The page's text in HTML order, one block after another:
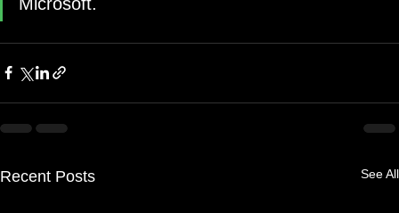
Recent Posts See All